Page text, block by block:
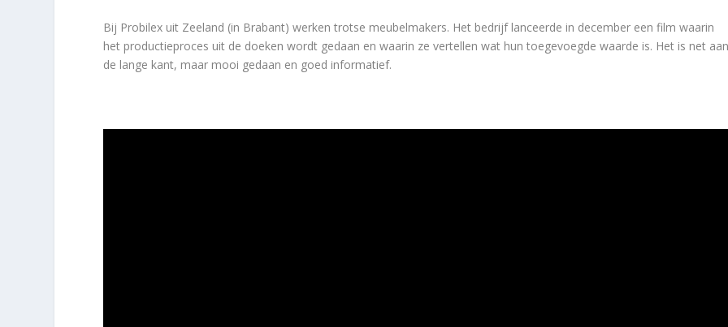
Bij Probilex uit Zeeland (in Brabant) werken trotse meubelmakers. Het bedrijf lanceerde in december een film waarin
het productieproces uit de doeken wordt gedaan en waarin ze vertellen wat hun toegevoegde waarde is. Het is net
de lange kant, maar mooi gedaan en goed informatief.